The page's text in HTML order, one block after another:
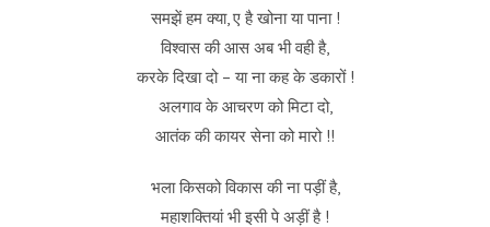
समझें हम क्या, ए है खोना या पाना !
विश्वास की आस अब भी वही है,
करके दिखा दो – या ना कह के डकारों !
अलगाव के आचरण को मिटा दो,
आतंक की कायर सेना को मारो !!
भला किसको विकास की ना पड़ीं है,
महाशक्तियां भी इसी पे अड़ीं है !